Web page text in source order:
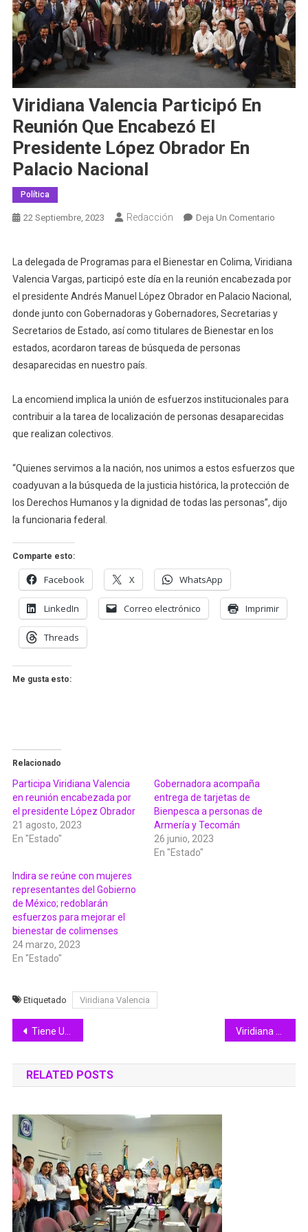
Viridiana Valencia Participó En
Reunión Que Encabezó El
Presidente López Obrador En
Palacio Nacional
Política
22 Septiembre, 2023 Redacción Deja Un ComentarioEn
En
Reunión
Que
Palacio
La delegada de Programas para el Bienestar en Colima, Viridiana
Valencia Vargas, participó este día en la reunión encabezada por
el presidente Andrés Manuel López Obrador en Palacio Nacional,
donde junto con Gobernadoras y Gobernadores, Secretarias y
Secretarios de Estado, así como titulares de Bienestar en los
estados, acordaron tareas de búsqueda de personas
desaparecidas en nuestro país.
La encomiend implica la unión de esfuerzos institucionales para
contribuir a la tarea de localización de personas desaparecidas
que realizan colectivos.
“Quienes servimos a la nación, nos unimos a estos esfuerzos que
coadyuvan a la búsqueda de la justicia histórica, la protección de
los Derechos Humanos y la dignidad de todas las personas”, dijo
la funcionaria federal.
Comparte esto:
Facebook X WhatsApp
LinkedIn Correo electrónico Imprimir
Threads
Me gusta esto:
Relacionado
Participa Viridiana Valencia
en reunión encabezada por
el presidente López Obrador
21 agosto, 2023
En "Estado"
Gobernadora acompaña
entrega de tarjetas de
Bienpesca a personas de
Armería y Tecomán
26 junio, 2023
En "Estado"
Indira se reúne con mujeres
representantes del Gobierno
de México; redoblarán
esfuerzos para mejorar el
bienestar de colimenses
24 marzo, 2023
En "Estado"
Etiquetado Viridiana Valencia
Navegación
de
entradas
Tiene UTeM compromiso social: Guillermo Torres López Viridiana Valencia anuncia segunda oportunidad para aprendices de JCF que dejaron incompleta su capacitación
RELATED POSTS